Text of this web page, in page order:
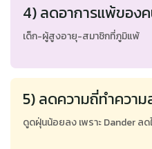
4) ลดอาการแพ้ของ
เด็ก-ผู้สูงอายุ-สมาชิกที่ภูมิแพ้
5) ลดความถี่ทำความ
ดูดฝุ่นน้อยลง เพราะ Dander ลด